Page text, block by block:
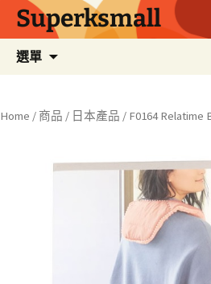
Superksmall
選單
內
Home / 商品 / 日本產品 / F0164